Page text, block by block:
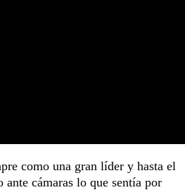
como una gran líder y hasta el
cámaras lo que sentía por